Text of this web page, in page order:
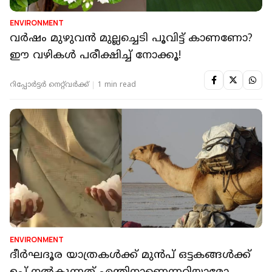
ENVIRONMENT
വർഷം മുഴുവൻ മുല്ലച്ചെടി പൂവിട്ട് കാണണോ?
ഈ വഴികൾ പരീക്ഷിച്ച്‌ നോക്കൂ!
റിപ്പോർട്ടർ നെറ്റ്‌വര്‍ക്ക്‌ 1 min read
ENVIRONMENT
ദീര്‍ഘദൂര യാത്രകള്‍ക്ക് മുന്‍പ് ഒട്ടകങ്ങള്‍ക്ക്